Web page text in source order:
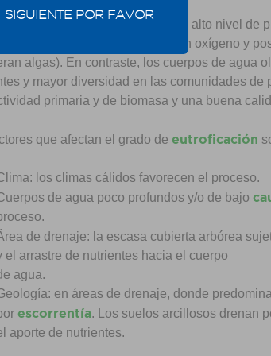
de agua eutróficas tienen un alto nivel
Son aguas profundas pobres en oxígeno y
algas). En contraste, los cuerpos de agua
y mayor diversidad en las comunidades
primaria y de biomasa y una buena
que afectan el grado de eutroficación
los climas cálidos favorecen el proceso.
de agua poco profundos y/o de bajo
de drenaje: la escasa cubierta arbórea
el arrastre de nutrientes hacia el cuerpo
en áreas de drenaje, donde
escorrentía. Los suelos arcillosos drenan
aporte de nutrientes.
SIGUIENTE POR FAVOR